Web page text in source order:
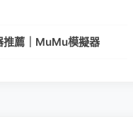
薦｜MuMu模擬器